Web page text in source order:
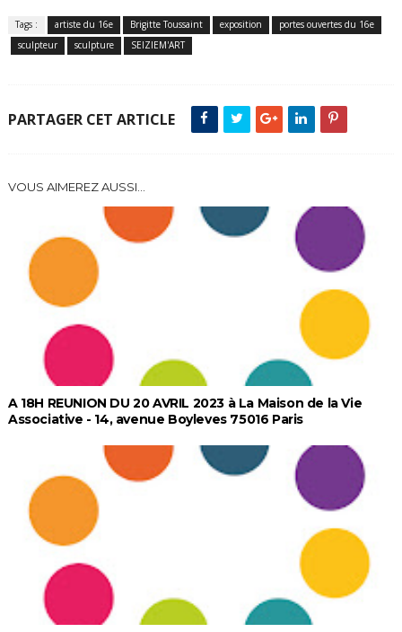
Tags : artiste du 16e Brigitte Toussaint exposition
portes ouvertes du 16e
sculpteur
sculpture SEIZIEM'ART
PARTAGER CET ARTICLE
VOUS AIMEREZ AUSSI...
A 18H REUNION DU 20 AVRIL 2023 à La Maison de la Vie
Associative - 14, avenue Boyleves 75016 Paris